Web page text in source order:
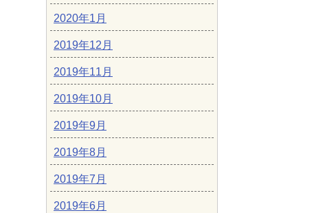
2020年1月
2019年12月
2019年11月
2019年10月
2019年9月
2019年8月
2019年7月
2019年6月